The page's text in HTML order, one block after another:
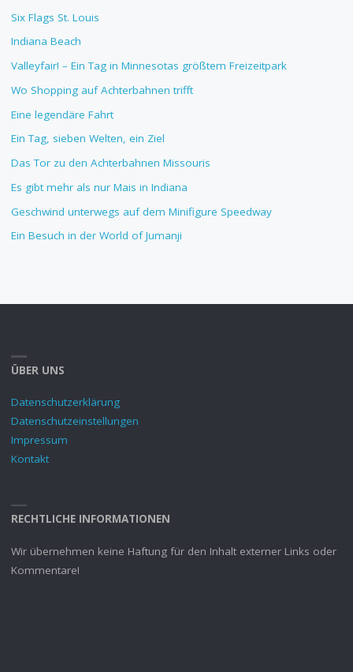
Six Flags St. Louis
Indiana Beach
Valleyfair! – Ein Tag in Minnesotas größtem Freizeitpark
Wo Shopping auf Achterbahnen trifft
Eine legendäre Fahrt
Ein Tag, sieben Welten, ein Ziel
Das Tor zu den Achterbahnen Missouris
Es gibt mehr als nur Mais in Indiana
Geschwind unterwegs auf dem Minifigure Speedway
Ein Besuch in der World of Jumanji
ÜBER UNS
Datenschutzerklärung
Datenschutzeinstellungen
Impressum
Kontakt
RECHTLICHE INFORMATIONEN
Wir übernehmen keine Haftung für den Inhalt externer Links oder
Kommentare!